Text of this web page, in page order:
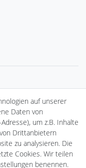
auf unserer
Daten von
um z.B. Inhalte
Drittanbietern
zu analysieren. Die
Cookies. Wir teilen
benennen.